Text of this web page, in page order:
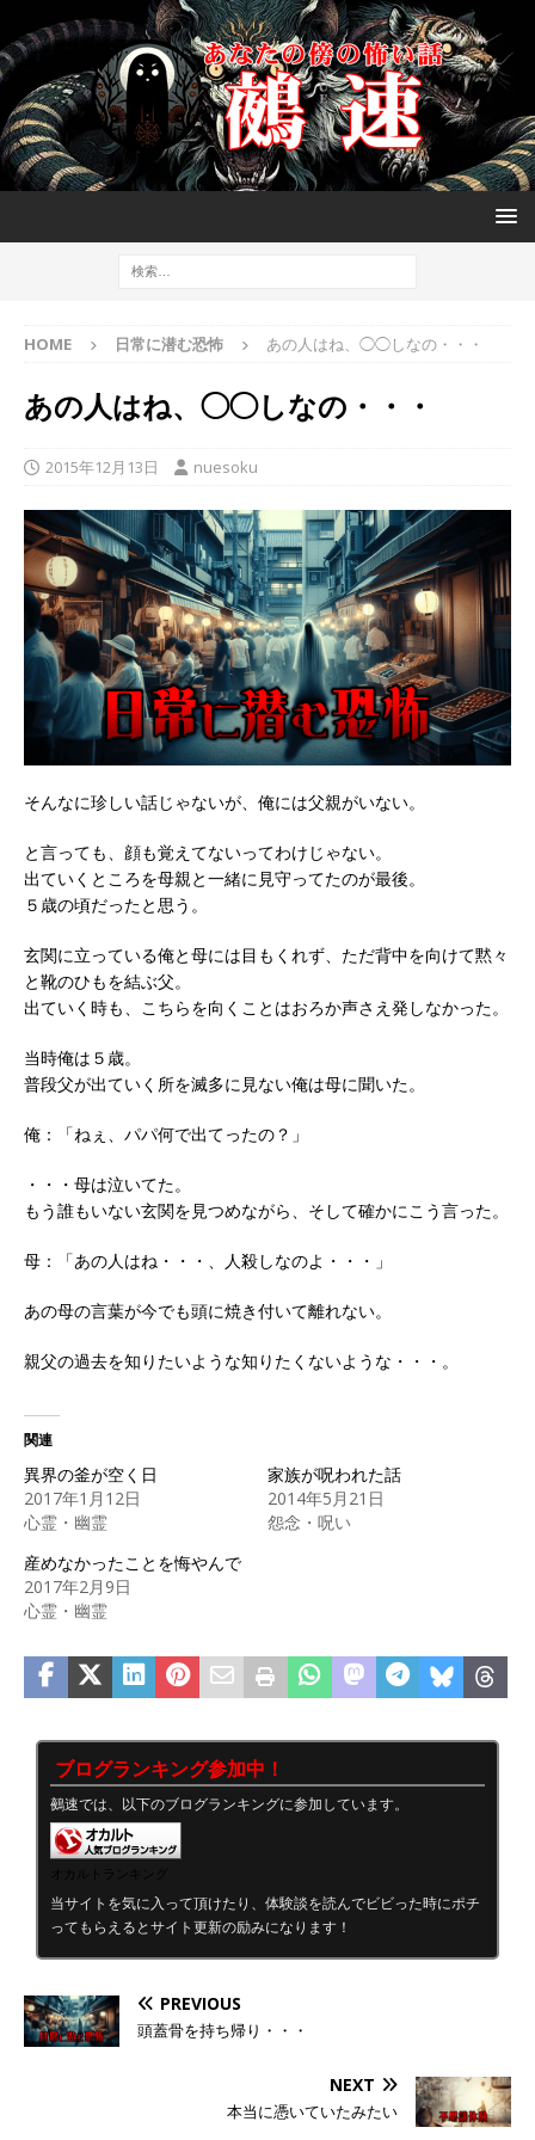
HOME 日常に潜む恐怖 あの人はね、◯◯しなの・・・
あの人はね、◯◯しなの・・・
2015年12月13日 nuesoku
そんなに珍しい話じゃないが、俺には父親がいない。
と言っても、顔も覚えてないってわけじゃない。
出ていくところを母親と一緒に見守ってたのが最後。
５歳の頃だったと思う。
玄関に立っている俺と母には目もくれず、ただ背中を向けて黙々
と靴のひもを結ぶ父。
出ていく時も、こちらを向くことはおろか声さえ発しなかった。
当時俺は５歳。
普段父が出ていく所を滅多に見ない俺は母に聞いた。
俺：「ねぇ、パパ何で出てったの？」
・・・母は泣いてた。
もう誰もいない玄関を見つめながら、そして確かにこう言った。
母：「あの人はね・・・、人殺しなのよ・・・」
あの母の言葉が今でも頭に焼き付いて離れない。
親父の過去を知りたいような知りたくないような・・・。
関連
異界の釜が空く日
2017年1月12日
心霊・幽霊
家族が呪われた話
2014年5月21日
怨念・呪い
産めなかったことを悔やんで
2017年2月9日
心霊・幽霊
ブログランキング参加中！
鵺速では、以下のブログランキングに参加しています。
当サイトを気に入って頂けたり、体験談を読んでビビった時にポチ
ってもらえるとサイト更新の励みになります！
PREVIOUS
頭蓋骨を持ち帰り・・・
NEXT
本当に憑いていたみたい